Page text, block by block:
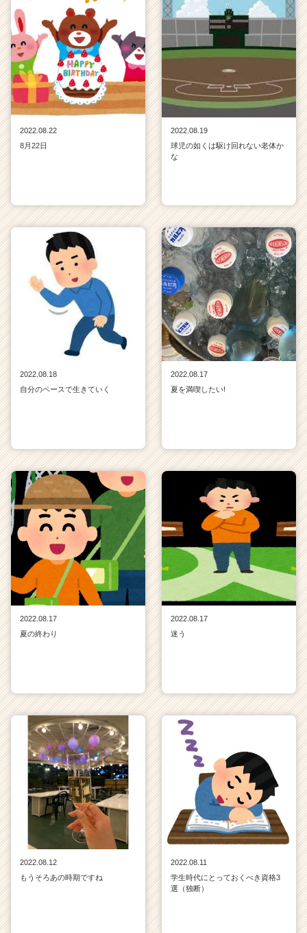
2022.08.22
8月22日
2022.08.19
球児の如くは駆け回れない老体か
な
2022.08.18
自分のペースで生きていく
2022.08.17
夏を満喫したい!
2022.08.17
夏の終わり
2022.08.17
迷う
2022.08.12
もうそろあの時期ですね
2022.08.11
学生時代にとっておくべき資格3
選（独断）